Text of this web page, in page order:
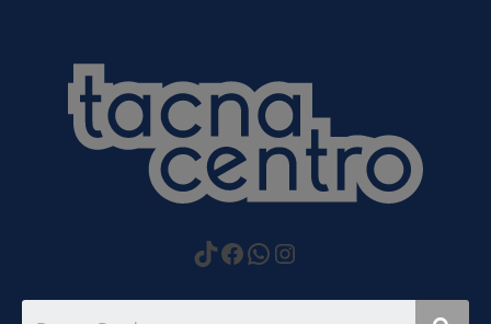
https://
Facebook
WhatsApp
Instagram